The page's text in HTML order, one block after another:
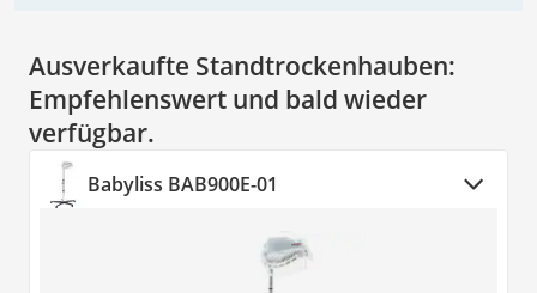
Ausverkaufte Standtrockenhauben:
Empfehlenswert und bald wieder
verfügbar.
Babyliss BAB900E-01